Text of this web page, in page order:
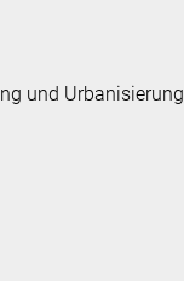
und Urbanisierung